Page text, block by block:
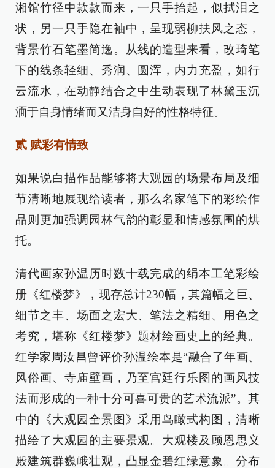
湘馆竹径中款款而来，一只手抬起，似拭泪之
状，另一只手隐在袖中，呈现弱柳扶风之态，
背景竹石笔墨简逸。从线的造型来看，改琦笔
下的线条轻细、秀润、圆浑，内力充盈，如行
云流水，在动静结合之中生动表现了林黛玉沉
湎于自身情绪而又洁身自好的性格特征。
贰 赋彩有情致
如果说白描作品能够将大观园的场景布局及细
节清晰地展现给读者，那么名家笔下的彩绘作
品则更加强调园林气韵的彰显和情感氛围的烘
托。
清代画家孙温历时数十载完成的绢本工笔彩绘
册《红楼梦》，现存总计230幅，其篇幅之巨、
细节之丰、场面之宏大、笔法之精细、用色之
考究，堪称《红楼梦》题材绘画史上的经典。
红学家周汝昌曾评价孙温绘本是“融合了年画、
风俗画、寺庙壁画，乃至宫廷行乐图的画风技
法而形成的一种十分可喜可贵的艺术流派”。其
中的《大观园全景图》采用鸟瞰式构图，清晰
描绘了大观园的主要景观。大观楼及顾恩思义
殿建筑群巍峨壮观，凸显金碧红绿意象。分布